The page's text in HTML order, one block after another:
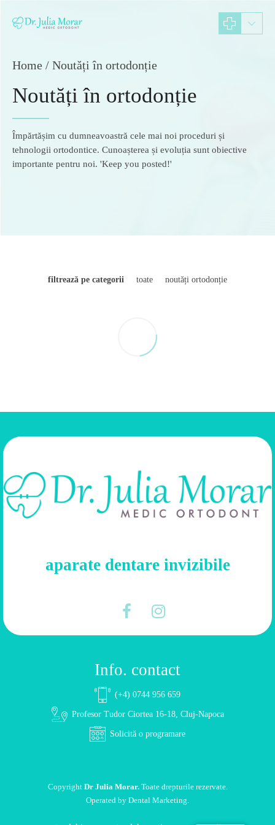
Home Noutăți în ortodonție
Noutăți în ortodonție
Împărtășim cu dumneavoastră cele mai noi proceduri și
tehnologii ortodontice. Cunoașterea și evoluția sunt obiective
importante pentru noi. 'Keep you posted!'
filtrează pe categorii toate noutăți ortodonție
aparate dentare invizibile
Info. contact
(+4) 0744 956 659
Profesor Tudor Ciortea 16-18, Cluj-Napoca
Solicită o programare
Copyright Dr Julia Morar.Toate drepturile rezervate.
Operated by Dental Marketing